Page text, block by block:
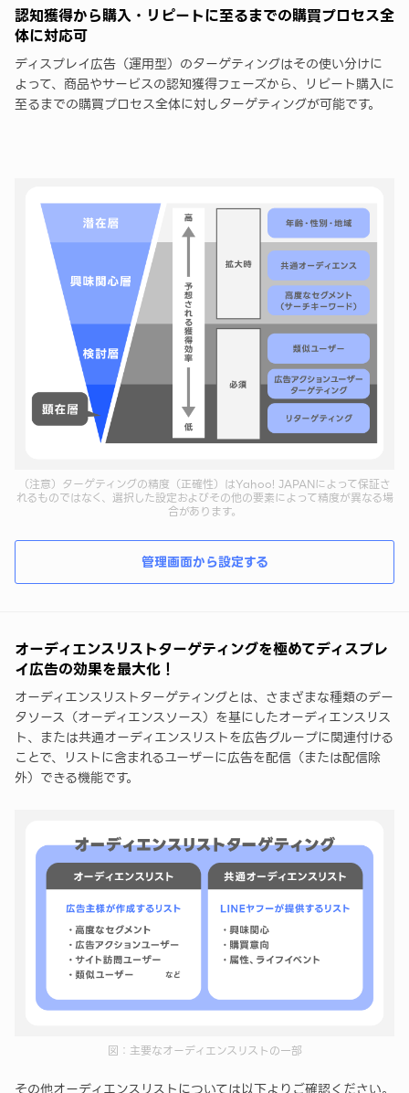
認知獲得から購入・リピートに至るまでの購買プロセス全
体に対応可
ディスプレイ広告（運用型）のターゲティングはその使い分けに
よって、商品やサービスの認知獲得フェーズから、リピート購入に
至るまでの購買プロセス全体に対しターゲティングが可能です。
（注意）ターゲティングの精度（正確性）はYahoo! JAPANによって保証さ
れるものではなく、選択した設定およびその他の要素によって精度が異なる場
合があります。
管理画面から設定する
オーディエンスリストターゲティングを極めてディスプレ
イ広告の効果を最大化！
オーディエンスリストターゲティングとは、さまざまな種類のデー
タソース（オーディエンスソース）を基にしたオーディエンスリス
ト、または共通オーディエンスリストを広告グループに関連付ける
ことで、リストに含まれるユーザーに広告を配信（または配信除
外）できる機能です。
図：主要なオーディエンスリストの一部